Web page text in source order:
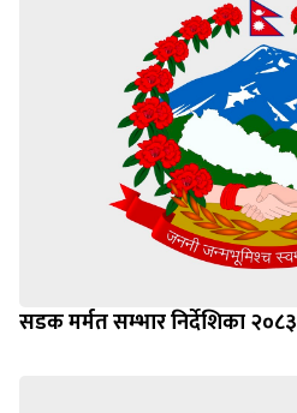
सडक मर्मत सम्भार निर्देशिका २०८३